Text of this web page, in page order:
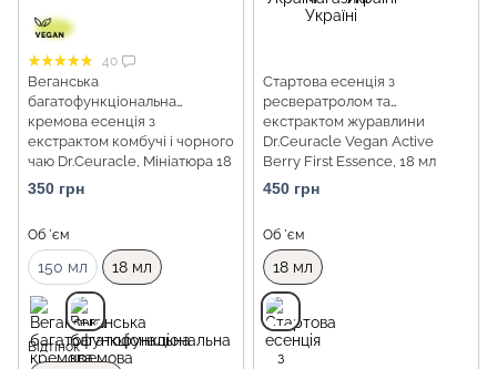
40
Веганська
багатофункціональна
кремова есенція з
екстрактом комбучі і чорного
чаю Dr.Ceuracle, Мініатюра 18
мл
350 грн
Об `єм
150 мл 18 мл
Відтінок
Стартова есенція з
ресвератролом та
екстрактом журавлини
Dr.Ceuracle Vegan Active
Berry First Essence, 18 мл
Мініатюра
450 грн
Об `єм
18 мл